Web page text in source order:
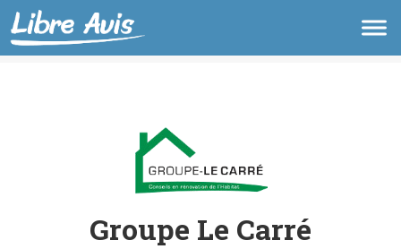
Groupe Le Carré